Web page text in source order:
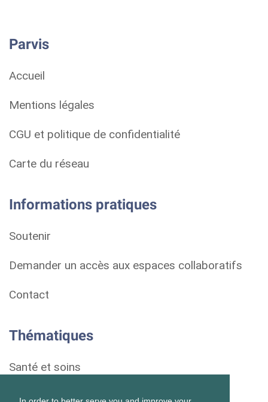
Parvis
Accueil
Mentions légales
CGU et politique de confidentialité
Carte du réseau
Informations pratiques
Soutenir
Demander un accès aux espaces collaboratifs
Contact
Thématiques
Santé et soins
Droits et démarches